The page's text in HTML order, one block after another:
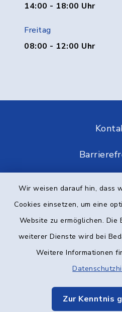
Wir weisen darauf hin, dass
Cookies einsetzen, um eine
Website zu ermöglichen. Die
weiterer Dienste wird bei
Weitere Informationen
Zur Kenntnis
14:00 - 18:00 Uhr
Freitag
08:00 - 12:00 Uhr
Elektronische
Cookie-